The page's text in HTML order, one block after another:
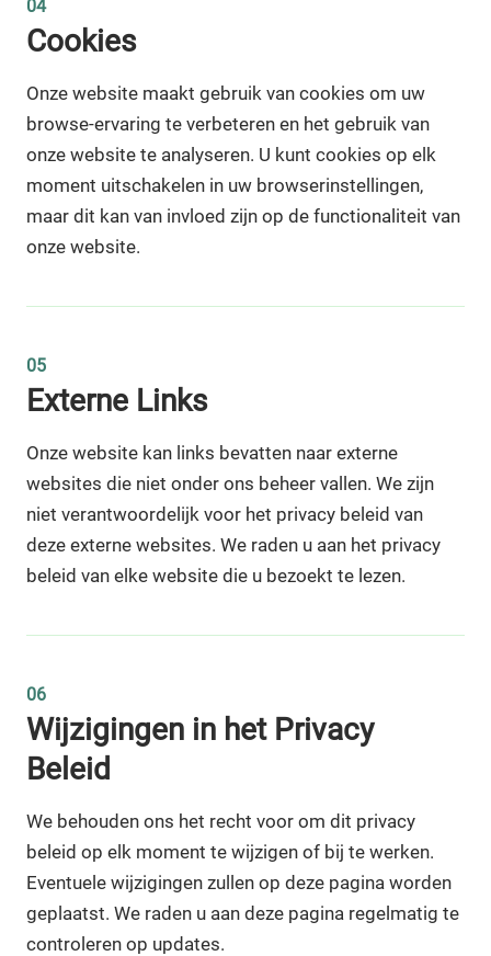
04
Cookies
Onze website maakt gebruik van cookies om uw
browse-ervaring te verbeteren en het gebruik van
onze website te analyseren. U kunt cookies op elk
moment uitschakelen in uw browserinstellingen,
maar dit kan van invloed zijn op de functionaliteit van
onze website.
05
Externe Links
Onze website kan links bevatten naar externe
websites die niet onder ons beheer vallen. We zijn
niet verantwoordelijk voor het privacy beleid van
deze externe websites. We raden u aan het privacy
beleid van elke website die u bezoekt te lezen.
06
Wijzigingen in het Privacy
Beleid
We behouden ons het recht voor om dit privacy
beleid op elk moment te wijzigen of bij te werken.
Eventuele wijzigingen zullen op deze pagina worden
geplaatst. We raden u aan deze pagina regelmatig te
controleren op updates.